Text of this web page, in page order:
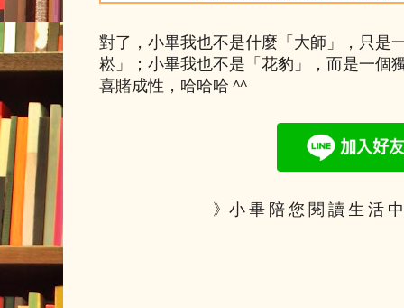
對了，小畢我也不是什麼「大師」，只是
崧」；小畢我也不是「花豹」，而是一個
喜賭成性，哈哈哈 ^^
》小 畢 陪 您 閱 讀 生 活